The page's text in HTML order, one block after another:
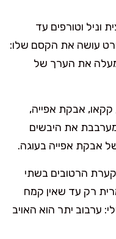
וניל וטורפים עד
עושה את הקסם שלו:
את הערך של
אבקת אפייה,
את היבשים
אבקת אפייה בעוגה.
הרטובים בשתי
רק עד שאין קמח
ערבוב יתר הוא האויב